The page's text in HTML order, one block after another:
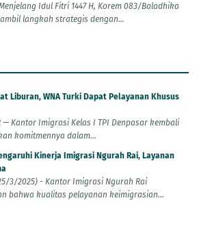
Idul Fitri 1447 H, Korem 083/Baladhika
langkah strategis dengan...
Liburan, WNA Turki Dapat Pelayanan Khusus
— Kantor Imigrasi Kelas I TPI Denpasar kembali
komitmennya dalam...
Kinerja Imigrasi Ngurah Rai, Layanan
3/2025) - Kantor Imigrasi Ngurah Rai
bahwa kualitas pelayanan keimigrasian...